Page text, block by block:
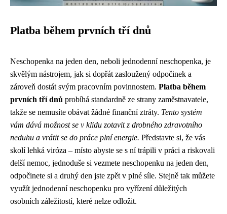
Platba během prvních tří dnů
Neschopenka na jeden den, neboli jednodenní neschopenka, je
skvělým nástrojem, jak si dopřát zasloužený odpočinek a
zároveň dostát svým pracovním povinnostem. Platba během
prvních tří dnů probíhá standardně ze strany zaměstnavatele,
takže se nemusíte obávat žádné finanční ztráty. Tento systém
vám dává možnost se v klidu zotavit z drobného zdravotního
neduhu a vrátit se do práce plní energie. Představte si, že vás
skolí lehká viróza – místo abyste se s ní trápili v práci a riskovali
delší nemoc, jednoduše si vezmete neschopenku na jeden den,
odpočinete si a druhý den jste zpět v plné síle. Stejně tak můžete
využít jednodenní neschopenku pro vyřízení důležitých
osobních záležitostí, které nelze odložit.